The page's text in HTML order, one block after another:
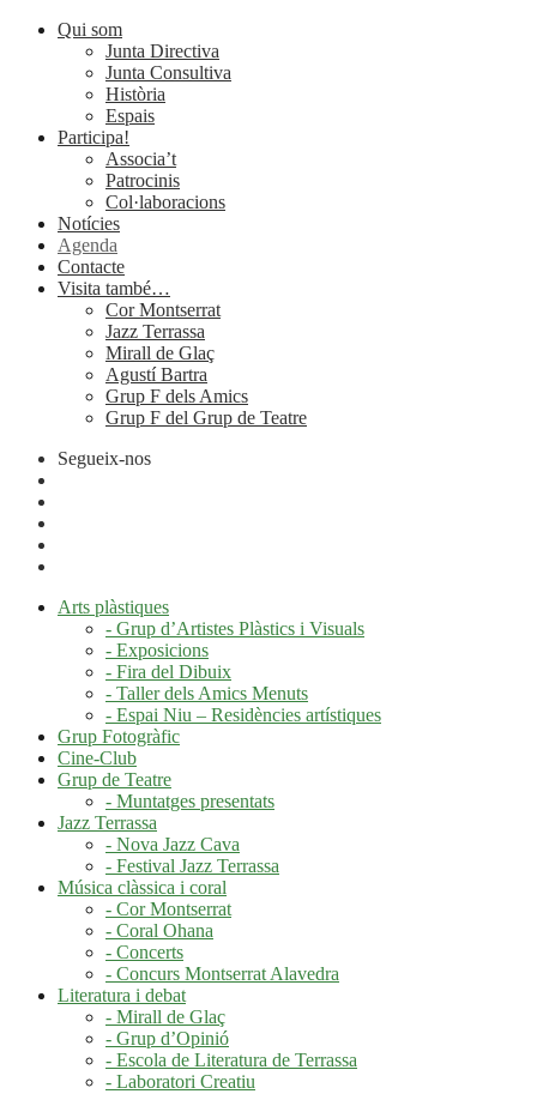
Qui som
Junta Directiva
Junta Consultiva
Història
Espais
Participa!
Associa’t
Patrocinis
Col·laboracions
Notícies
Agenda
Contacte
Visita també…
Cor Montserrat
Jazz Terrassa
Mirall de Glaç
Agustí Bartra
Grup F dels Amics
Grup F del Grup de Teatre
Segueix-nos
Arts plàstiques
- Grup d’Artistes Plàstics i Visuals
- Exposicions
- Fira del Dibuix
- Taller dels Amics Menuts
- Espai Niu – Residències artístiques
Grup Fotogràfic
Cine-Club
Grup de Teatre
- Muntatges presentats
Jazz Terrassa
- Nova Jazz Cava
- Festival Jazz Terrassa
Música clàssica i coral
- Cor Montserrat
- Coral Ohana
- Concerts
- Concurs Montserrat Alavedra
Literatura i debat
- Mirall de Glaç
- Grup d’Opinió
- Escola de Literatura de Terrassa
- Laboratori Creatiu